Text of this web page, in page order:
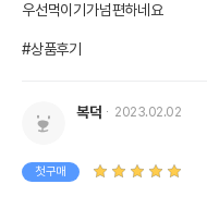
우선먹이기가넘편하네요
#상품후기
복덕 2023.02.02
첫구매